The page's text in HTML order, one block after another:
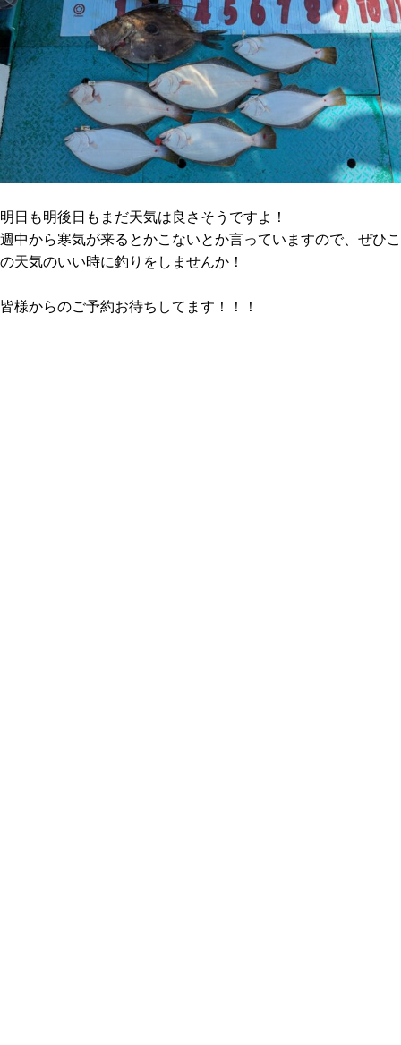
明日も明後日もまだ天気は良さそうですよ！
週中から寒気が来るとかこないとか言っていますので、ぜひこ
の天気のいい時に釣りをしませんか！
皆様からのご予約お待ちしてます！！！